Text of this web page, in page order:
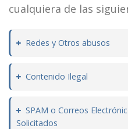
cualquiera de las
Redes y Otros abusos
Contenido Ilegal
SPAM o Correos
Solicitados